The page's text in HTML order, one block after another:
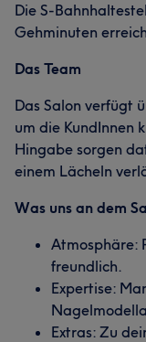
Die S-
Gehminuten
Das Team
Das Salon verfügt
um die KundInnen
Hingabe sorgen
einem Lächeln
Was uns an dem
Atmosphäre:
freundlich.
Expertise:
Extras: Zu